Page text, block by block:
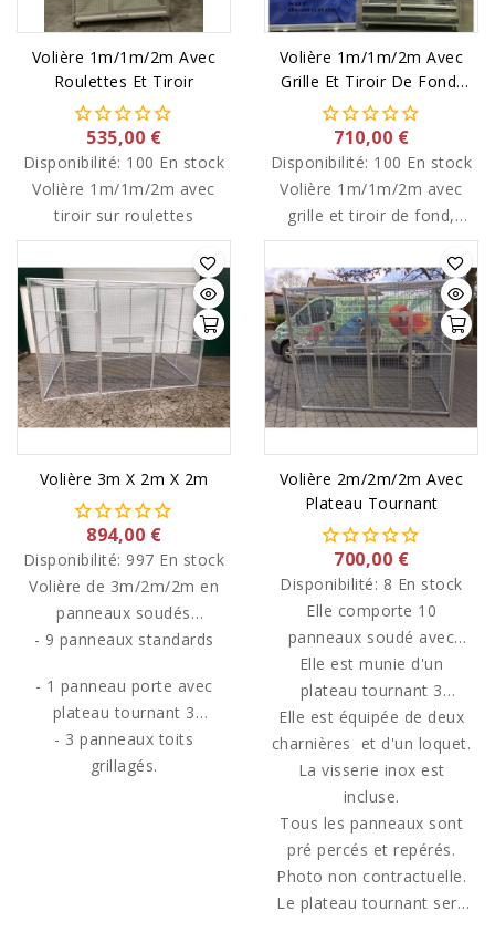
Volière 1m/1m/2m Avec
Roulettes Et Tiroir
535,00 €
Disponibilité: 100 En stock
Volière 1m/1m/2m avec
tiroir sur roulettes
Volière 1m/1m/2m Avec
Grille Et Tiroir De Fond,
Soubassement Et
Roulettes
710,00 €
Disponibilité: 100 En stock
Volière 1m/1m/2m avec
grille et tiroir de fond,
soubassement et
roulettes
Volière 3m X 2m X 2m
894,00 €
Disponibilité: 997 En stock
Volière de 3m/2m/2m en
panneaux soudés
comprenant :
- 9 panneaux standards
- 1 panneau porte avec
plateau tournant 3
gamelles (inox) diamètre
13 cm comprises. Plateau
- 3 panneaux toits
grillagés.
Volière 2m/2m/2m Avec
Plateau Tournant
700,00 €
Disponibilité: 8 En stock
Elle comporte 10
panneaux soudé avec
renforts latéral.
Elle est munie d'un
plateau tournant 3
gamelles 13cm.(gamelles
inox fournies)
Elle est équipée de deux
charnières et d'un loquet.
La visserie inox est
incluse.
Tous les panneaux sont
pré percés et repérés.
Photo non contractuelle.
Le plateau tournant sera